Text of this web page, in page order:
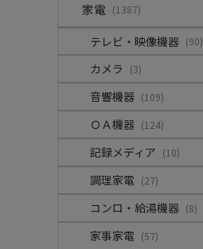
家電 (1387)
テレビ・映像機器 (90)
カメラ (3)
音響機器 (109)
ＯＡ機器 (124)
記録メディア (10)
調理家電 (27)
コンロ・給湯機器 (8)
家事家電 (57)